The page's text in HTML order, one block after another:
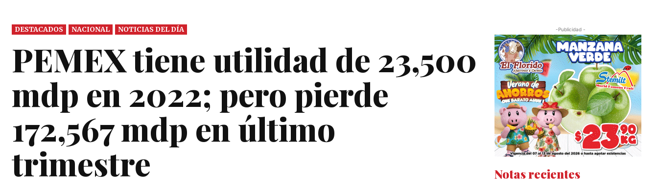
DESTACADOS NACIONAL NOTICIAS DEL DÍA
PEMEX tiene utilidad de 23,500
mdp en 2022; pero pierde
172,567 mdp en último
trimestre
-Publicidad -
Notas recientes